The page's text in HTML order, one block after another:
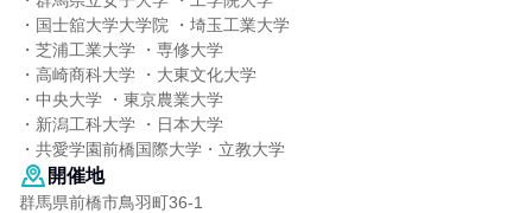
・国士舘大学大学院 ・埼玉工業大学
・芝浦工業大学 ・専修大学
・高崎商科大学 ・大東文化大学
・中央大学 ・東京農業大学
・新潟工科大学 ・日本大学
・共愛学園前橋国際大学・立教大学
開催地
群馬県前橋市鳥羽町36-1